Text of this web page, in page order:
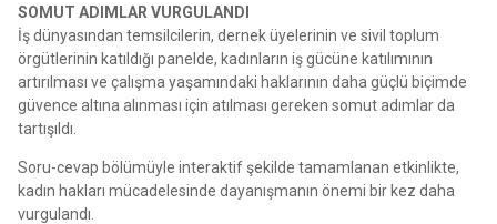
SOMUT ADIMLAR VURGULANDI
İş dünyasından temsilcilerin, dernek üyelerinin ve sivil toplum
örgütlerinin katıldığı panelde, kadınların iş gücüne katılımının
artırılması ve çalışma yaşamındaki haklarının daha güçlü biçimde
güvence altına alınması için atılması gereken somut adımlar da
tartışıldı.
Soru-cevap bölümüyle interaktif şekilde tamamlanan etkinlikte,
kadın hakları mücadelesinde dayanışmanın önemi bir kez daha
vurgulandı.